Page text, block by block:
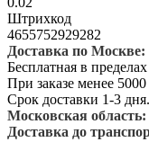
Штрихкод
4655752929282
Доставка по Москве:
Бесплатная в
При заказе менее
Срок доставки 1-3 дня.
Московская область:
Доставка до